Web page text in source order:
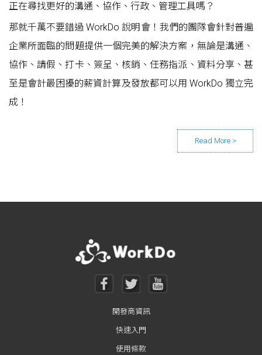
正在尋找更好的溝通、協作、行政、管理工具嗎？
那就千萬不要錯過 WorkDo 說明會！我們的團隊會針對普遍
企業所面臨的問題提供一個完美的解決方案，無論是溝通、
協作、請假、打卡、簽呈、核銷、任務指派、資料分享、甚
至是會計最困擾的薪資計算及發放都可以用 WorkDo 獨立完
成！
Posts navigation
開發商資訊
快速入門
使用條款